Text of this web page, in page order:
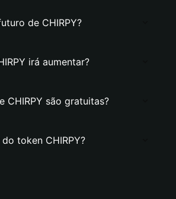
de CHIRPY?
irá aumentar?
CHIRPY são gratuitas?
token CHIRPY?